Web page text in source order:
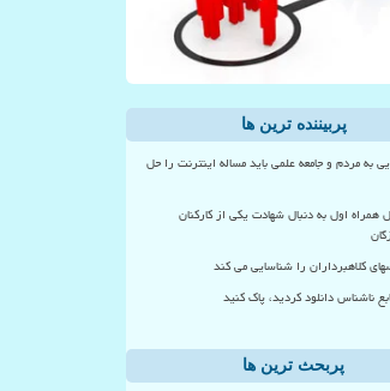
پربیننده ترین ها
به مردم و جامعه علمی باید مساله اینترنت را حل
همراه اول به دنبال شهادت یکی از کارکنان
کلاهبرداران را شناسایی می کند
ناشناس دانلود کردید، پاک کنید
پربحث ترین ها